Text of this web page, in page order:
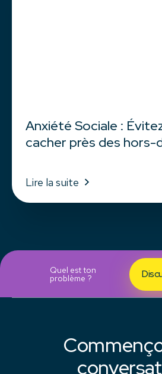
Anxiété Sociale :
cacher près des hors-
Lire la suite
Quel est ton
problème ?